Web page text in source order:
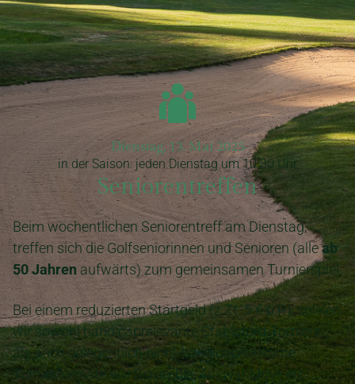
Dienstag, 13. Mai 2025
in der Saison: jeden Dienstag um 10.30 Uhr
Seniorentreffen
Beim wöchentlichen Seniorentreff am Dienstag,
treffen sich die Golfseniorinnen und Senioren (alleab
50 Jahren aufwärts) zum gemeinsamen Turnierspiel.
Bei einem reduzierten Startgeld (z.Zt. 5 € p.P.), spielen
wir sowohl handicaprelevante Stableford-Turniere,
als auch gelegentlich nicht-handicaprelevante
Turnierformate wie Scramble, Auswahldrive etc.